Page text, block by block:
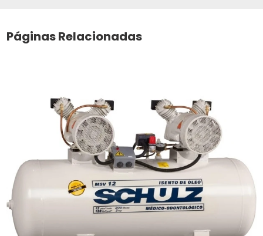
Páginas Relacionadas